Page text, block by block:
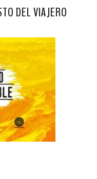
DEL VIAJERO